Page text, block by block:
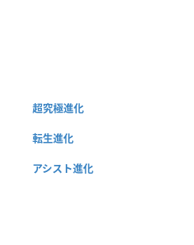
超究極進化
転生進化
アシスト進化